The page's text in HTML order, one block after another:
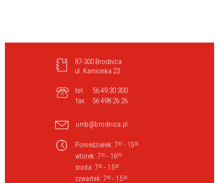
87-300 Brodnica
ul. Kamionka 23
tel:
56 49 30 300
fax:
56 498 26 26
umb@brodnica.pl
Poniedziałek: 730 - 1530
wtorek: 730- 1600
środa: 730 - 1530
czwartek: 730 - 1530